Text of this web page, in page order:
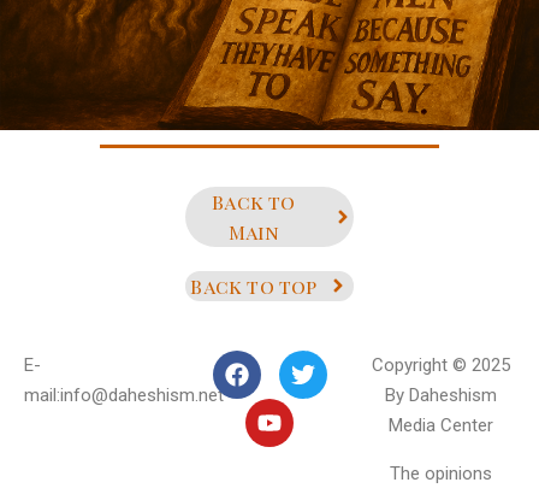
. (ألأمام علي بن أبي طالب)
Back to
Main
Back to top
E-
mail:info@daheshism.net
Copyright © 2025
By Daheshism
Media Center
The opinions